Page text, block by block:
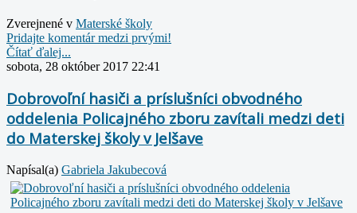
Zverejnené v Materské školy
Pridajte komentár medzi prvými!
Čítať ďalej...
sobota, 28 október 2017 22:41
Dobrovoľní hasiči a príslušníci obvodného
oddelenia Policajného zboru zavítali medzi deti
do Materskej školy v Jelšave
Napísal(a) Gabriela Jakubecová